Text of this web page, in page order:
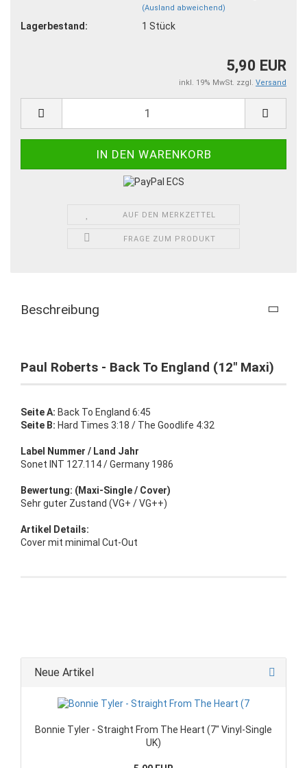
(Ausland abweichend)
Lagerbestand: 1 Stück
5,90 EUR
inkl. 19% MwSt. zzgl. Versand
AUF DEN MERKZETTEL
FRAGE ZUM PRODUKT
Beschreibung
Paul Roberts - Back To England (12" Maxi)
Seite A: Back To England 6:45
Seite B: Hard Times 3:18 / The Goodlife 4:32
Label Nummer / Land Jahr
Sonet INT 127.114 / Germany 1986
Bewertung: (Maxi-Single / Cover)
Sehr guter Zustand (VG+ / VG++)
Artikel Details:
Cover mit minimal Cut-Out
Neue Artikel
Bonnie Tyler - Straight From The Heart (7" Vinyl-Single
UK)